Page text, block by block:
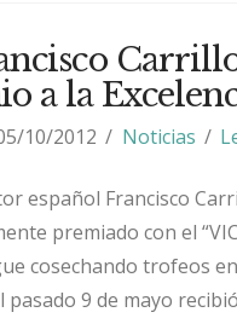
a la
10/2012 Noticias
español Francisco
premiado con el
cosechando trofeos
pasado 9 de mayo